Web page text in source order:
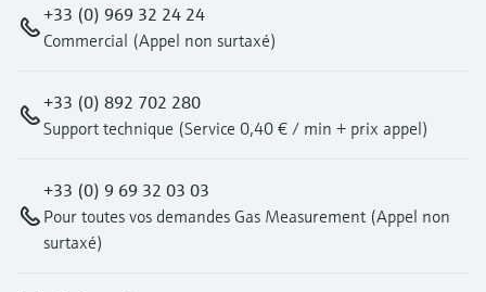
+33 (0) 969 32 24 24
Commercial (Appel non surtaxé)
+33 (0) 892 702 280
Support technique (Service 0,40 € / min + prix appel)
+33 (0) 9 69 32 03 03
Pour toutes vos demandes Gas Measurement (Appel non
surtaxé)